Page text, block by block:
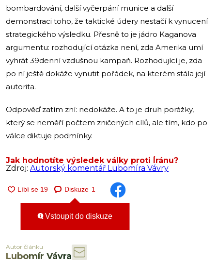
bombardování, další vyčerpání munice a další
demonstraci toho, že taktické údery nestačí k vynucení
strategického výsledku. Přesně to je jádro Kaganova
argumentu: rozhodující otázka není, zda Amerika umí
vyhrát 39denní vzdušnou kampaň. Rozhodující je, zda
po ní ještě dokáže vynutit pořádek, na kterém stála její
autorita.
Odpověď zatím zní: nedokáže. A to je druh porážky,
který se neměří počtem zničených cílů, ale tím, kdo po
válce diktuje podmínky.
Jak hodnotíte výsledek války proti Íránu?
Zdroj: Autorský komentář Lubomíra Vávry
Diskuze 1
Vstoupit do diskuze
Autor článku
Lubomír Vávra